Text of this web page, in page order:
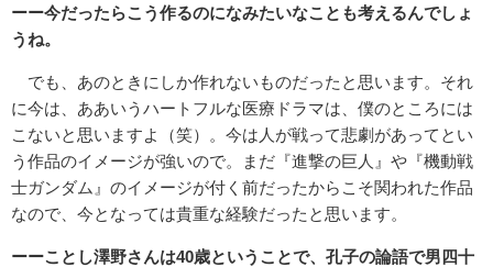
ーー今だったらこう作るのになみたいなことも考えるんでしょ
うね。
でも、あのときにしか作れないものだったと思います。それ
に今は、ああいうハートフルな医療ドラマは、僕のところには
こないと思いますよ（笑）。今は人が戦って悲劇があってとい
う作品のイメージが強いので。まだ『進撃の巨人』や『機動戦
士ガンダム』のイメージが付く前だったからこそ関われた作品
なので、今となっては貴重な経験だったと思います。
ーーことし澤野さんは40歳ということで、孔子の論語で男四十